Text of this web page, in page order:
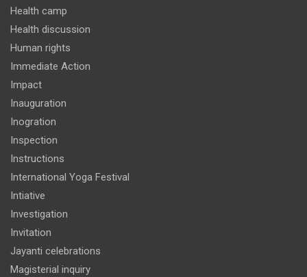
Health camp
Health discussion
Human rights
Immediate Action
Impact
Inauguration
Inogration
Inspection
Instructions
International Yoga Festival
Intiative
Investigation
Invitation
Jayanti celebrations
Magisterial inquiry